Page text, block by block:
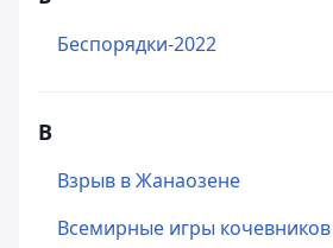
Беспорядки-2022
В
Взрыв в Жанаозене
Всемирные игры кочевников